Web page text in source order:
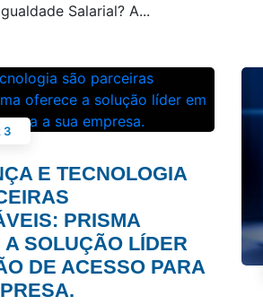
Salarial? A...
E TECNOLOGIA
PRISMA
A SOLUÇÃO LÍDER
DE ACESSO PARA